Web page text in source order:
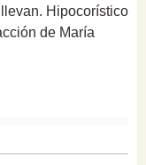
Hipocorístico
de María